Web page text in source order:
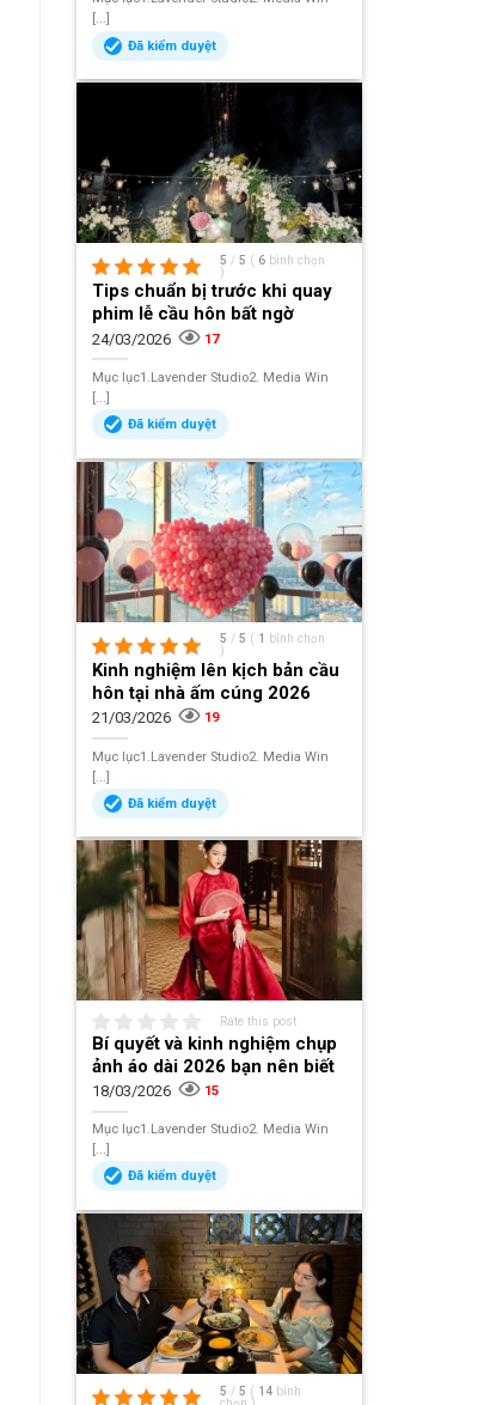
[...]
Đã kiểm duyệt
5 / 5 ( 6 bình chọn
)
Tips chuẩn bị trước khi quay
phim lễ cầu hôn bất ngờ
24/03/2026 17
Mục lục1.Lavender Studio2. Media Win
[...]
Đã kiểm duyệt
5 / 5 ( 1
bình chọn
)
Kinh nghiệm lên kịch bản cầu
hôn tại nhà ấm cúng 2026
21/03/2026 19
Mục lục1.Lavender Studio2. Media Win
[...]
Đã kiểm duyệt
Rate this post
Bí quyết và kinh nghiệm chụp
ảnh áo dài 2026 bạn nên biết
18/03/2026 15
Mục lục1.Lavender Studio2. Media Win
[...]
Đã kiểm duyệt
5 / 5 ( 14 bình